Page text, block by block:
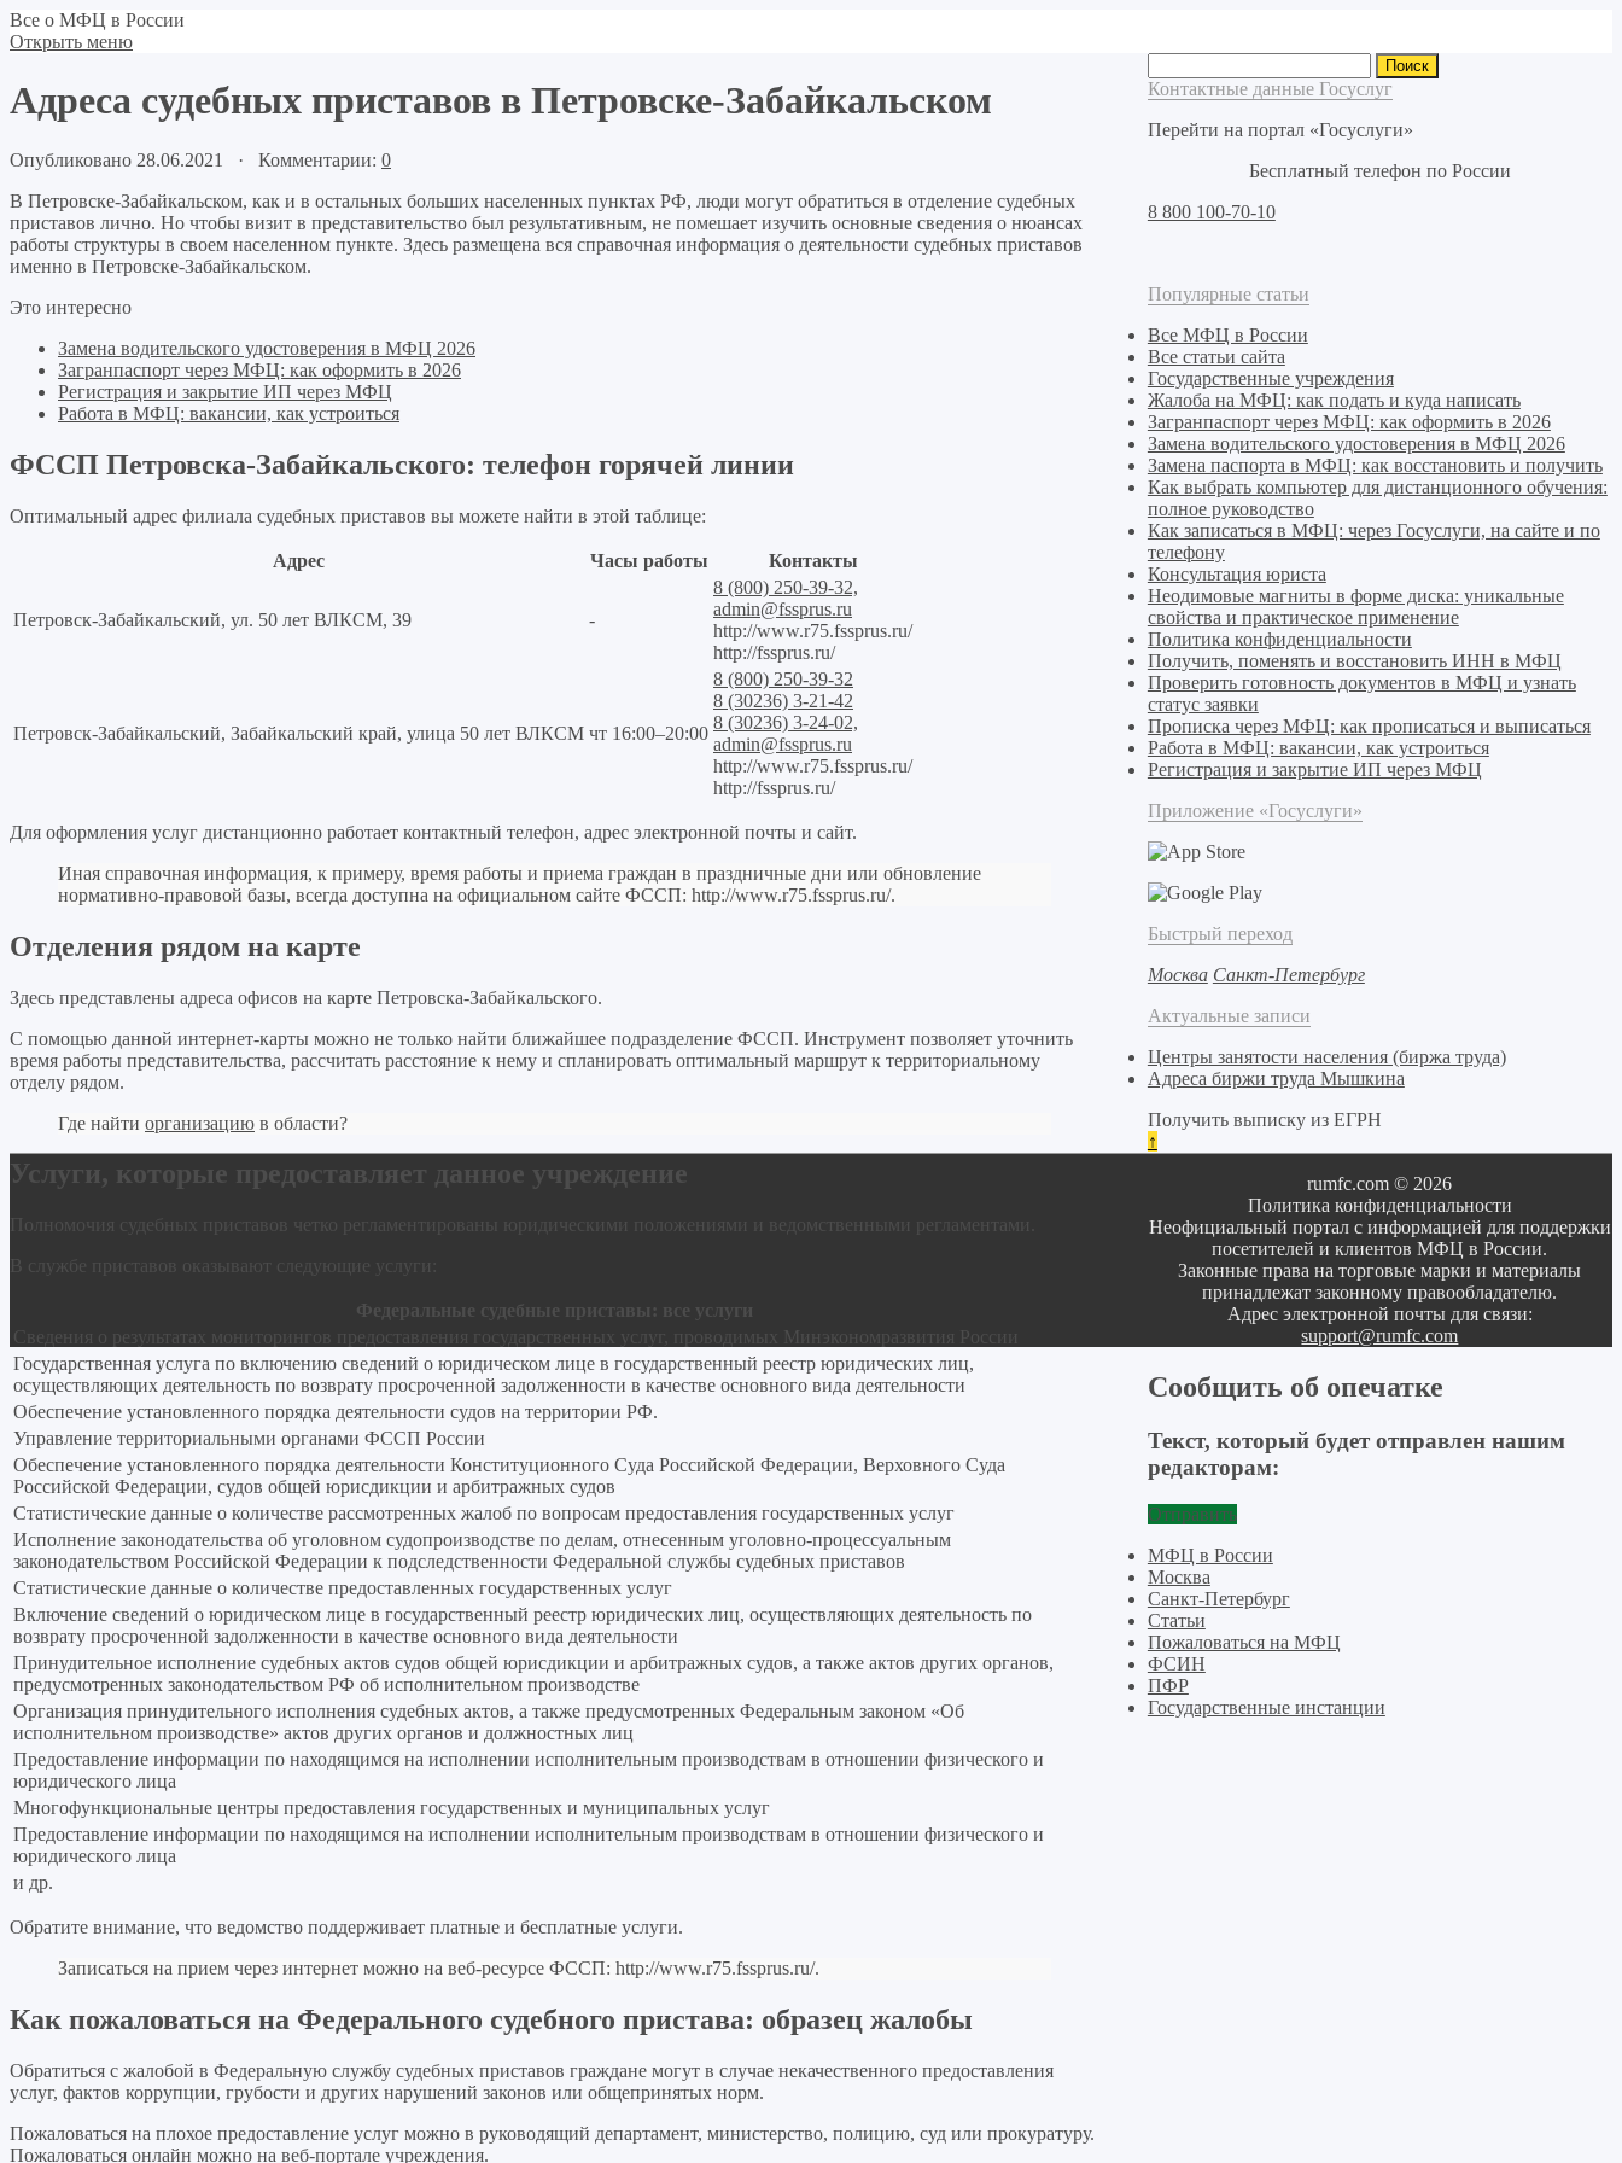
Все о МФЦ в России
Открыть меню
Адреса судебных приставов в Петровске-Забайкальском
Опубликовано 28.06.2021 · Комментарии: 0
В Петровске-Забайкальском, как и в остальных больших населенных пунктах РФ, люди могут обратиться в отделение судебных
приставов лично. Но чтобы визит в представительство был результативным, не помешает изучить основные сведения о нюансах
работы структуры в своем населенном пункте. Здесь размещена вся справочная информация о деятельности судебных приставов
именно в Петровске-Забайкальском.
Это интересно
Замена водительского удостоверения в МФЦ 2026
Загранпаспорт через МФЦ: как оформить в 2026
Регистрация и закрытие ИП через МФЦ
Работа в МФЦ: вакансии, как устроиться
ФССП Петровска-Забайкальского: телефон горячей линии
Оптимальный адрес филиала судебных приставов вы можете найти в этой таблице:
Адрес Часы работы Контакты
Петровск-Забайкальский, ул. 50 лет ВЛКСМ, 39 -
8 (800) 250-39-32,
admin@fssprus.ru
http://www.r75.fssprus.ru/
http://fssprus.ru/
Петровск-Забайкальский, Забайкальский край, улица 50 лет ВЛКСМ чт 16:00–20:00
8 (800) 250-39-32
8 (30236) 3-21-42
8 (30236) 3-24-02,
admin@fssprus.ru
http://www.r75.fssprus.ru/
http://fssprus.ru/
Для оформления услуг дистанционно работает контактный телефон, адрес электронной почты и сайт.
Иная справочная информация, к примеру, время работы и приема граждан в праздничные дни или обновление
нормативно-правовой базы, всегда доступна на официальном сайте ФССП: http://www.r75.fssprus.ru/.
Отделения рядом на карте
Здесь представлены адреса офисов на карте Петровска-Забайкальского.
С помощью данной интернет-карты можно не только найти ближайшее подразделение ФССП. Инструмент позволяет уточнить
время работы представительства, рассчитать расстояние к нему и спланировать оптимальный маршрут к территориальному
отделу рядом.
Где найти организацию в области?
Услуги, которые предоставляет данное учреждение
Полномочия судебных приставов четко регламентированы юридическими положениями и ведомственными регламентами.
В службе приставов оказывают следующие услуги:
Федеральные судебные приставы: все услуги
Сведения о результатах мониторингов предоставления государственных услуг, проводимых Минэкономразвития России
Государственная услуга по включению сведений о юридическом лице в государственный реестр юридических лиц,
осуществляющих деятельность по возврату просроченной задолженности в качестве основного вида деятельности
Обеспечение установленного порядка деятельности судов на территории РФ.
Управление территориальными органами ФССП России
Обеспечение установленного порядка деятельности Конституционного Суда Российской Федерации, Верховного Суда
Российской Федерации, судов общей юрисдикции и арбитражных судов
Статистические данные о количестве рассмотренных жалоб по вопросам предоставления государственных услуг
Исполнение законодательства об уголовном судопроизводстве по делам, отнесенным уголовно‑процессуальным
законодательством Российской Федерации к подследственности Федеральной службы судебных приставов
Статистические данные о количестве предоставленных государственных услуг
Включение сведений о юридическом лице в государственный реестр юридических лиц, осуществляющих деятельность по
возврату просроченной задолженности в качестве основного вида деятельности
Принудительное исполнение судебных актов судов общей юрисдикции и арбитражных судов, а также актов других органов,
предусмотренных законодательством РФ об исполнительном производстве
Организация принудительного исполнения судебных актов, а также предусмотренных Федеральным законом «Об
исполнительном производстве» актов других органов и должностных лиц
Предоставление информации по находящимся на исполнении исполнительным производствам в отношении физического и
юридического лица
Многофункциональные центры предоставления государственных и муниципальных услуг
Предоставление информации по находящимся на исполнении исполнительным производствам в отношении физического и
юридического лица
и др.
Обратите внимание, что ведомство поддерживает платные и бесплатные услуги.
Записаться на прием через интернет можно на веб-ресурсе ФССП: http://www.r75.fssprus.ru/.
Как пожаловаться на Федерального судебного пристава: образец жалобы
Обратиться с жалобой в Федеральную службу судебных приставов граждане могут в случае некачественного предоставления
услуг, фактов коррупции, грубости и других нарушений законов или общепринятых норм.
Пожаловаться на плохое предоставление услуг можно в руководящий департамент, министерство, полицию, суд или прокуратуру.
Пожаловаться онлайн можно на веб-портале учреждения.
Контактные данные Госуслуг
Перейти на портал «Госуслуги»
Бесплатный телефон по России
8 800 100-70-10
Популярные статьи
Все МФЦ в России
Все статьи сайта
Государственные учреждения
Жалоба на МФЦ: как подать и куда написать
Загранпаспорт через МФЦ: как оформить в 2026
Замена водительского удостоверения в МФЦ 2026
Замена паспорта в МФЦ: как восстановить и получить
Как выбрать компьютер для дистанционного обучения:
полное руководство
Как записаться в МФЦ: через Госуслуги, на сайте и по
телефону
Консультация юриста
Неодимовые магниты в форме диска: уникальные
свойства и практическое применение
Политика конфиденциальности
Получить, поменять и восстановить ИНН в МФЦ
Проверить готовность документов в МФЦ и узнать
статус заявки
Прописка через МФЦ: как прописаться и выписаться
Работа в МФЦ: вакансии, как устроиться
Регистрация и закрытие ИП через МФЦ
Приложение «Госуслуги»
Быстрый переход
Москва Санкт-Петербург
Актуальные записи
Центры занятости населения (биржа труда)
Адреса биржи труда Мышкина
Получить выписку из ЕГРН
↑
rumfc.com © 2026
Политика конфиденциальности
Неофициальный портал с информацией для поддержки
посетителей и клиентов МФЦ в России.
Законные права на торговые марки и материалы
принадлежат законному правообладателю.
Адрес электронной почты для связи:
support@rumfc.com
Сообщить об опечатке
Текст, который будет отправлен нашим
редакторам:
Отправить
МФЦ в России
Москва
Санкт-Петербург
Статьи
Пожаловаться на МФЦ
ФСИН
ПФР
Государственные инстанции